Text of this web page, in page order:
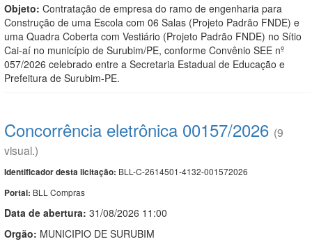
Objeto: Contratação de empresa do ramo de engenharia para
Construção de uma Escola com 06 Salas (Projeto Padrão FNDE) e
uma Quadra Coberta com Vestiário (Projeto Padrão FNDE) no Sítio
Cai-aí no município de Surubim/PE, conforme Convênio SEE nº
057/2026 celebrado entre a Secretaria Estadual de Educação e
Prefeitura de Surubim-PE.
Concorrência eletrônica 00157/2026 (9
visual.)
Identificador desta licitação: BLL-C-2614501-4132-001572026
Portal: BLL Compras
Data de abertura: 31/08/2026 11:00
Orgão: MUNICIPIO DE SURUBIM